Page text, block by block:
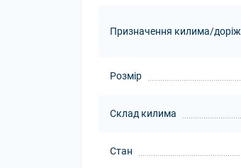
Призначення килима/
Розмір
Склад килима
Стан